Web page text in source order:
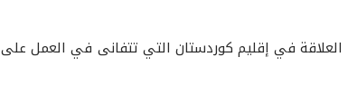
العلاقة في إقليم كوردستان التي تتفانى في العمل على